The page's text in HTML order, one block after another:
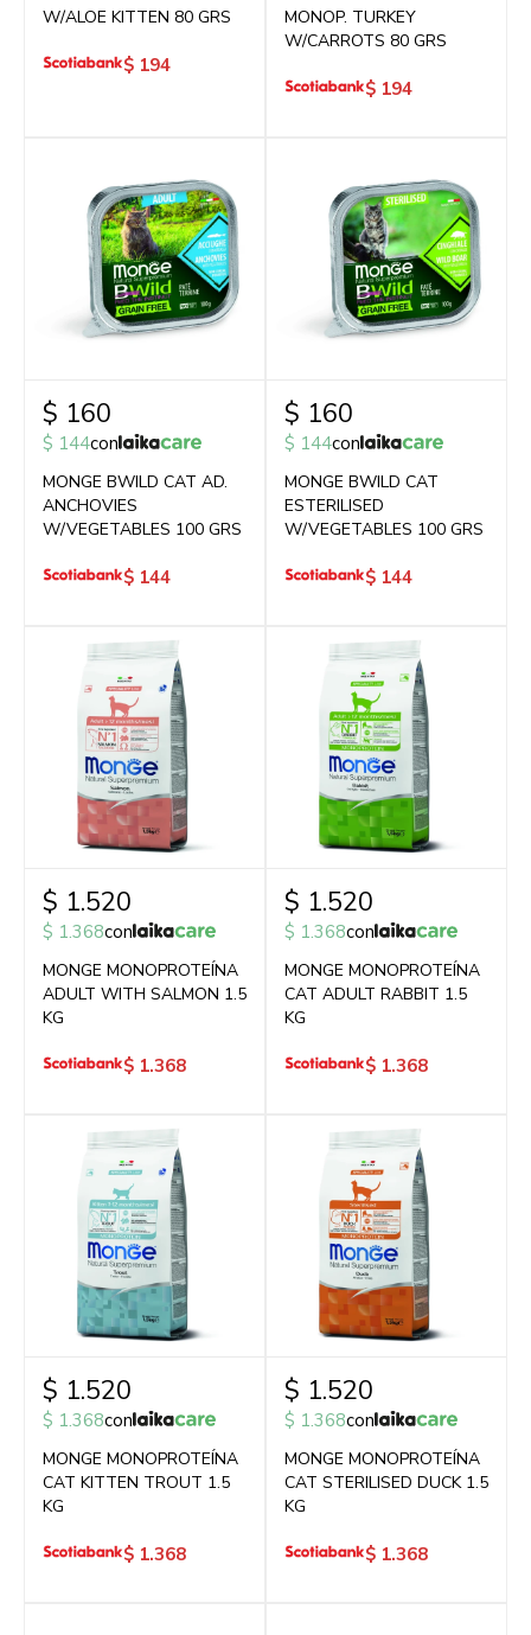
W/ALOE KITTEN 80 GRS
$ 194
MONOP. TURKEY
W/CARROTS 80 GRS
$ 194
$ 160
$ 144con
MONGE BWILD CAT AD.
ANCHOVIES
W/VEGETABLES 100 GRS
$ 144
$ 160
$ 144con
MONGE BWILD CAT
ESTERILISED
W/VEGETABLES 100 GRS
$ 144
$ 1.520
$ 1.368con
MONGE MONOPROTEÍNA
ADULT WITH SALMON 1.5
KG
$ 1.368
$ 1.520
$ 1.368con
MONGE MONOPROTEÍNA
CAT ADULT RABBIT 1.5
KG
$ 1.368
$ 1.520
$ 1.368con
MONGE MONOPROTEÍNA
CAT KITTEN TROUT 1.5
KG
$ 1.368
$ 1.520
$ 1.368con
MONGE MONOPROTEÍNA
CAT STERILISED DUCK 1.5
KG
$ 1.368